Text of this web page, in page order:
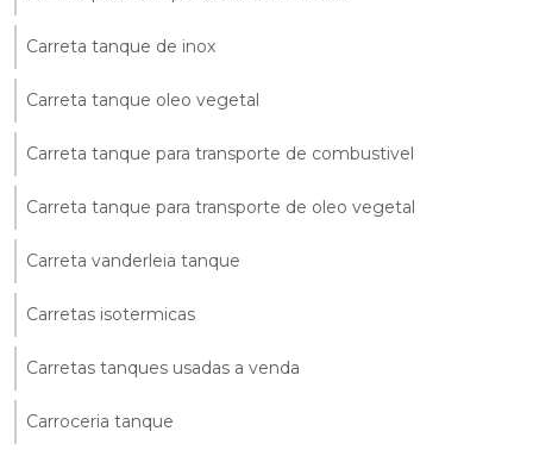
Carreta tanque de inox
Carreta tanque oleo vegetal
Carreta tanque para transporte de combustivel
Carreta tanque para transporte de oleo vegetal
Carreta vanderleia tanque
Carretas isotermicas
Carretas tanques usadas a venda
Carroceria tanque